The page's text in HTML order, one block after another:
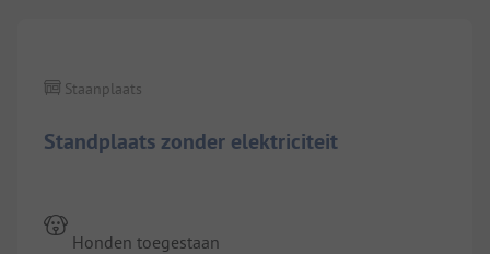
Standplaats zonder elektriciteit
Staanplaats
Honden toegestaan